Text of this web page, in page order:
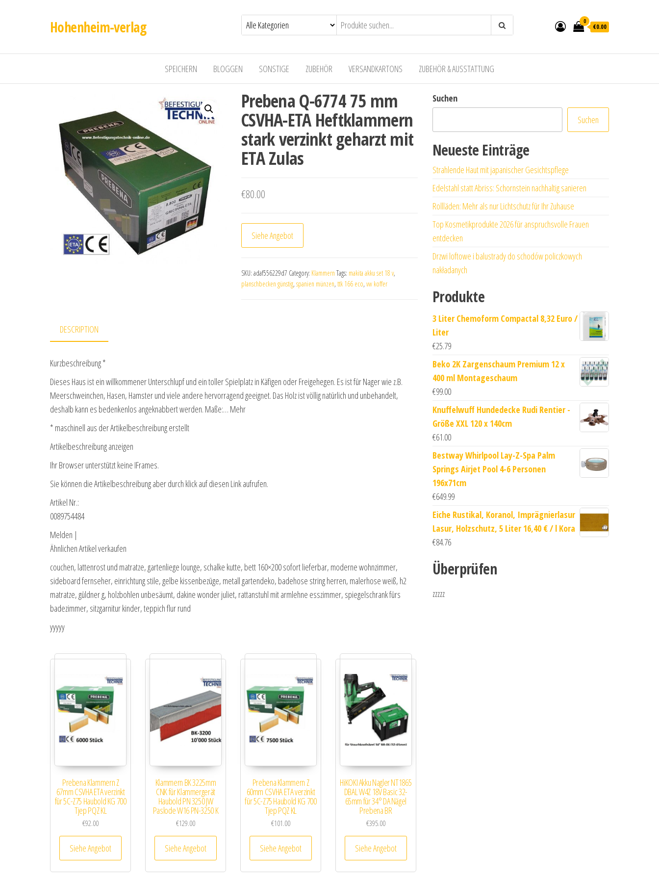
Hohenheim-verlag 0
€0.00
SPEICHERN BLOGGEN SONSTIGE ZUBEHÖR VERSANDKARTONS ZUBEHÖR & AUSSTATTUNG
Prebena Q-6774 75 mm
CSVHA-ETA Heftklammern
stark verzinkt geharzt mit
ETA Zulas
€80.00
Siehe Angebot
SKU: adaf556229d7 Category: Klammern Tags: makita akku set 18 v,
planschbecken günstig, spanien münzen, ttk 166 eco, vw koffer
DESCRIPTION
Kurzbeschreibung *
Dieses Haus ist ein willkommener Unterschlupf und ein toller Spielplatz in Käfigen oder Freigehegen. Es ist für Nager wie z.B.
Meerschweinchen, Hasen, Hamster und viele andere hervorragend geeignet. Das Holz ist völlig natürlich und unbehandelt,
deshalb kann es bedenkenlos angeknabbert werden. Maße:… Mehr
* maschinell aus der Artikelbeschreibung erstellt
Artikelbeschreibung anzeigen
Ihr Browser unterstützt keine IFrames.
Sie können die Artikelbeschreibung aber durch klick auf diesen Link aufrufen.
Artikel Nr.:
0089754484
Melden |
Ähnlichen Artikel verkaufen
couchen, lattenrost und matratze, gartenliege lounge, schalke kutte, bett 160×200 sofort lieferbar, moderne wohnzimmer,
sideboard fernseher, einrichtung stile, gelbe kissenbezüge, metall gartendeko, badehose string herren, malerhose weiß, h2
matratze, güldner g, holzbohlen unbesäumt, dakine wonder juliet, rattanstuhl mit armlehne esszimmer, spiegelschrank fürs
badezimmer, sitzgarnitur kinder, teppich flur rund
yyyyy
Prebena Klammern Z
67mm CSVHA ETA verzinkt
für 5C-Z75 Haubold KG 700
Tjep PQZ KL
€92.00
Siehe Angebot
Klammern BK 3225mm
CNK für Klammergerät
Haubold PN 3250 JW
Paslode W16 PN-3250 K
€129.00
Siehe Angebot
Prebena Klammern Z
60mm CSVHA ETA verzinkt
für 5C-Z75 Haubold KG 700
Tjep PQZ KL
€101.00
Siehe Angebot
HiKOKI Akku Nagler NT1865
DBAL W4Z 18V Basic 32-
65mm für 34° DA Nägel
Prebena BR
€395.00
Siehe Angebot
Suchen
Suchen
Neueste Einträge
Strahlende Haut mit japanischer Gesichtspflege
Edelstahl statt Abriss: Schornstein nachhaltig sanieren
Rollläden: Mehr als nur Lichtschutz für Ihr Zuhause
Top Kosmetikprodukte 2026 für anspruchsvolle Frauen
entdecken
Drzwi loftowe i balustrady do schodów policzkowych
nakładanych
Produkte
3 Liter Chemoform Compactal 8,32 Euro /
Liter
€25.79
Beko 2K Zargenschaum Premium 12 x
400 ml Montageschaum
€99.00
Knuffelwuff Hundedecke Rudi Rentier -
Größe XXL 120 x 140cm
€61.00
Bestway Whirlpool Lay-Z-Spa Palm
Springs Airjet Pool 4-6 Personen
196x71cm
€649.99
Eiche Rustikal, Koranol, Imprägnierlasur
Lasur, Holzschutz, 5 Liter 16,40 € / l Kora
€84.76
Überprüfen
zzzzz